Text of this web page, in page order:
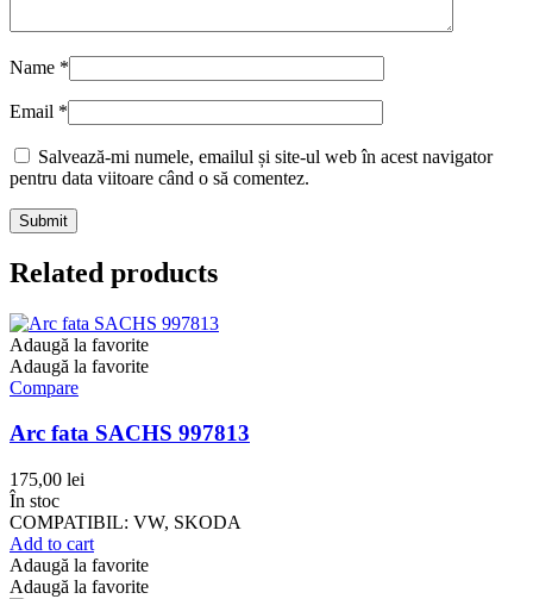
Name *
Email *
Salvează-mi numele, emailul și site-ul web în acest navigator
pentru data viitoare când o să comentez.
Related products
Adaugă la favorite
Adaugă la favorite
Compare
Arc fata SACHS 997813
175,00 lei
În stoc
COMPATIBIL: VW, SKODA
Add to cart
Adaugă la favorite
Adaugă la favorite